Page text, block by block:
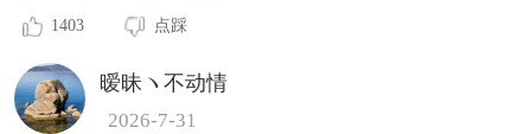
1403 点踩
暧昧ヽ不动情
2026-7-31